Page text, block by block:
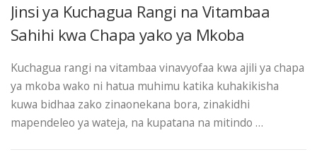
Jinsi ya Kuchagua Rangi na Vitambaa
Sahihi kwa Chapa yako ya Mkoba
Kuchagua rangi na vitambaa vinavyofaa kwa ajili ya chapa
ya mkoba wako ni hatua muhimu katika kuhakikisha
kuwa bidhaa zako zinaonekana bora, zinakidhi
mapendeleo ya wateja, na kupatana na mitindo …